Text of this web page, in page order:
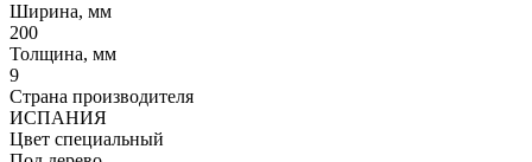
Ширина, мм
200
Толщина, мм
9
Страна производителя
ИСПАНИЯ
Цвет специальный